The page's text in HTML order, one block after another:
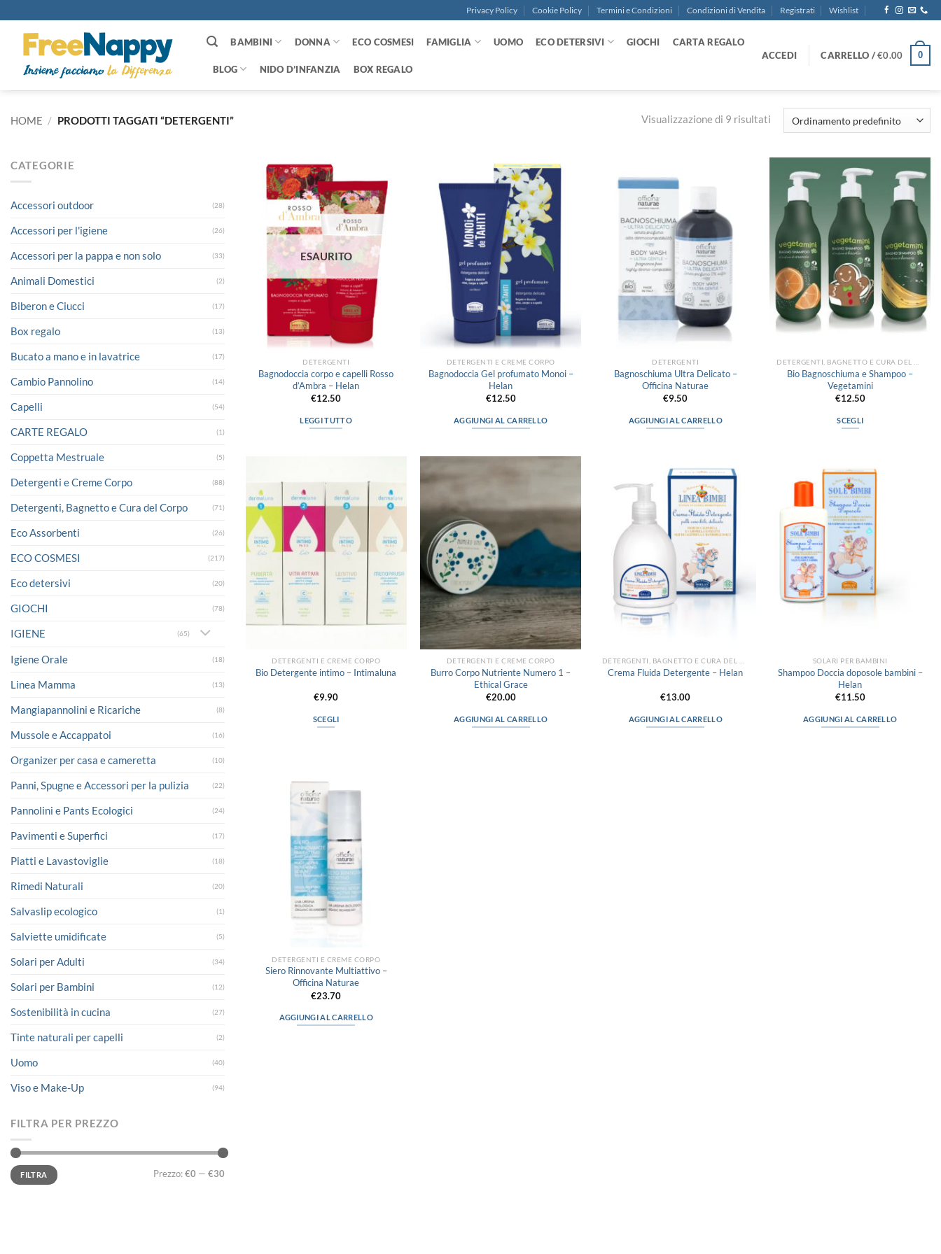
ai
contenuti
Privacy Policy Cookie Policy Termini e Condizioni Condizioni di Vendita Registrati Wishlist
BAMBINI DONNA ECO COSMESI FAMIGLIA UOMO ECO DETERSIVI GIOCHI CARTA REGALO
BLOG NIDO D’INFANZIA BOX REGALO
ACCEDI CARRELLO /€0.00 0
HOME / PRODOTTI TAGGATI “DETERGENTI” Visualizzazione di 9 risultati
CATEGORIE
Accessori outdoor (28)
Accessori per l'igiene (26)
Accessori per la pappa e non solo (33)
Animali Domestici (2)
Biberon e Ciucci (17)
Box regalo (13)
Bucato a mano e in lavatrice (17)
Cambio Pannolino (14)
Capelli (54)
CARTE REGALO (1)
Coppetta Mestruale (5)
Detergenti e Creme Corpo (88)
Detergenti, Bagnetto e Cura del Corpo (71)
Eco Assorbenti (26)
ECO COSMESI (217)
Eco detersivi (20)
GIOCHI (78)
IGIENE (65)
Igiene Orale (18)
Linea Mamma (13)
Mangiapannolini e Ricariche (8)
Mussole e Accappatoi (16)
Organizer per casa e cameretta (10)
Panni, Spugne e Accessori per la pulizia (22)
Pannolini e Pants Ecologici (24)
Pavimenti e Superfici (17)
Piatti e Lavastoviglie (18)
Rimedi Naturali (20)
Salvaslip ecologico (1)
Salviette umidificate (5)
Solari per Adulti (34)
Solari per Bambini (12)
Sostenibilità in cucina (27)
Tinte naturali per capelli (2)
Uomo (40)
Viso e Make-Up (94)
FILTRA PER PREZZO
Prezzo
Min
Prezzo
MaxFILTRA Prezzo:€0 — €30
Aggiungi
alla lista
dei
ESAURITO
DETERGENTI
Bagnodoccia corpo e capelli Rosso
d’Ambra – Helan
€12.50
LEGGI TUTTO
Aggiungi
alla lista
desideri
DETERGENTI E CREME CORPO
Bagnodoccia Gel profumato Monoi –
Helan
€12.50
AGGIUNGI AL CARRELLO
desideri
DETERGENTI
Bagnoschiuma Ultra Delicato –
Officina Naturae
€9.50
AGGIUNGI AL CARRELLO
Aggiungi
alla lista
desideri
Bio Bagnoschiuma e Shampoo –
Vegetamini
€12.50
SCEGLI
più
varianti.
Le
opzioni
possono
essere
scelte
nella
pagina
Aggiungi
alla lista
dei
desideri
DETERGENTI E CREME CORPO
Bio Detergente intimo – Intimaluna
€9.90
SCEGLI
varianti.
opzioni
possono
essere
scelte
nella
pagina
del
prodotto
dei
DETERGENTI E CREME CORPO
Burro Corpo Nutriente Numero 1 –
Ethical Grace
€20.00
AGGIUNGI AL CARRELLO
Aggiungi
alla lista
dei
desideri
Crema Fluida Detergente – Helan
€13.00
AGGIUNGI AL CARRELLO
SOLARI PER BAMBINI
Shampoo Doccia doposole bambini –
Helan
€11.50
AGGIUNGI AL CARRELLO
DETERGENTI E CREME CORPO
Siero Rinnovante Multiattivo –
Officina Naturae
€23.70
AGGIUNGI AL CARRELLO